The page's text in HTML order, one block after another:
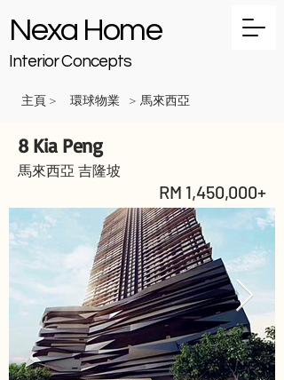
Nexa Home
Interior Concepts
主頁 > 環球物業 > 馬來西亞
8 Kia Peng
馬來西亞 吉隆坡
RM 1,450,000+